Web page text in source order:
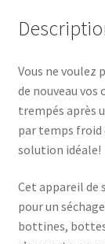
Vous ne
de nouveau
trempés après
par temps froid
solution idéale!
Cet appareil de
pour un
bottines, bottes